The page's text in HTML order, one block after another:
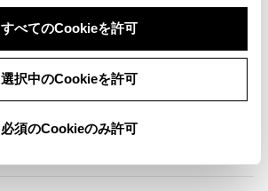
すべてのCookieを許可
選択中のCookieを許可
必須のCookieのみ許可